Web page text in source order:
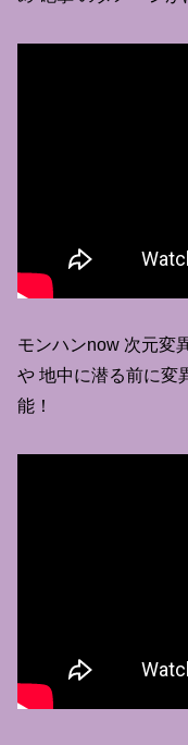
モンハンnow 次元変
や 地中に潜る前に変
能！